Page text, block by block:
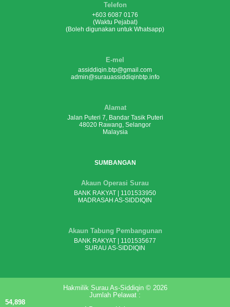
Telefon
+603 6087 0176
(Waktu Pejabat)
(Boleh digunakan untuk Whatsapp)
E-mel
assiddiqin.btp@gmail.com
admin@surauassiddiqinbtp.info
Alamat
Jalan Puteri 7, Bandar Tasik Puteri
48020 Rawang, Selangor
Malaysia
SUMBANGAN
Akaun Operasi Surau
BANK RAKYAT | 1101533950
MADRASAH AS-SIDDIQIN
Akaun Tabung Pembangunan
BANK RAKYAT | 1101535677
SURAU AS-SIDDIQIN
Hakmilik Surau As-Siddiqin © 2026
Jumlah Pelawat :
54,898